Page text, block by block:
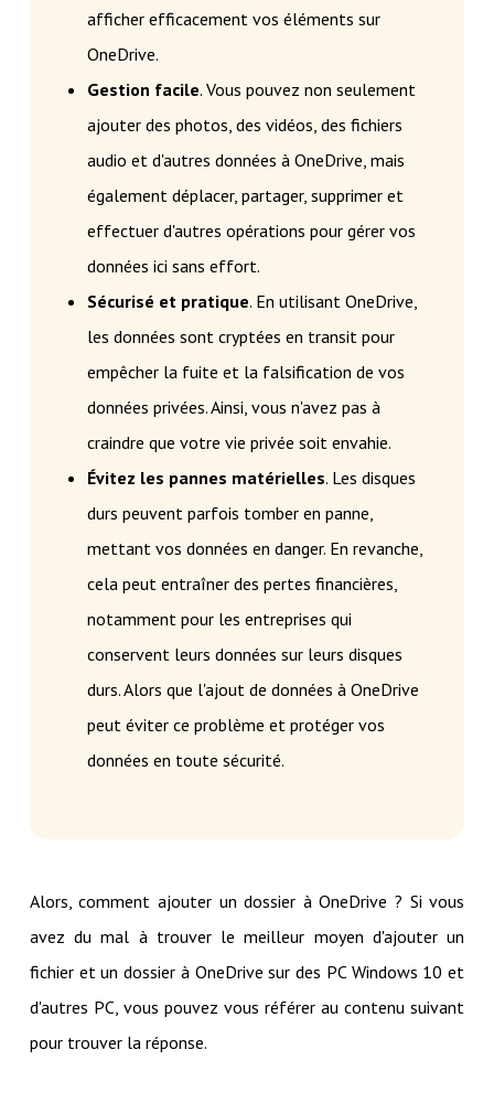
afficher efficacement vos éléments sur
OneDrive.
Gestion facile. Vous pouvez non seulement
ajouter des photos, des vidéos, des fichiers
audio et d'autres données à OneDrive, mais
également déplacer, partager, supprimer et
effectuer d'autres opérations pour gérer vos
données ici sans effort.
Sécurisé et pratique. En utilisant OneDrive,
les données sont cryptées en transit pour
empêcher la fuite et la falsification de vos
données privées. Ainsi, vous n'avez pas à
craindre que votre vie privée soit envahie.
Évitez les pannes matérielles. Les disques
durs peuvent parfois tomber en panne,
mettant vos données en danger. En revanche,
cela peut entraîner des pertes financières,
notamment pour les entreprises qui
conservent leurs données sur leurs disques
durs. Alors que l'ajout de données à OneDrive
peut éviter ce problème et protéger vos
données en toute sécurité.
Alors, comment ajouter un dossier à OneDrive ? Si vous
avez du mal à trouver le meilleur moyen d'ajouter un
fichier et un dossier à OneDrive sur des PC Windows 10 et
d'autres PC, vous pouvez vous référer au contenu suivant
pour trouver la réponse.